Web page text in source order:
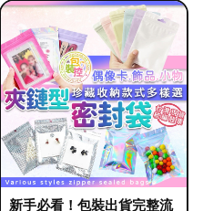
新手必看！包裝出貨完整流